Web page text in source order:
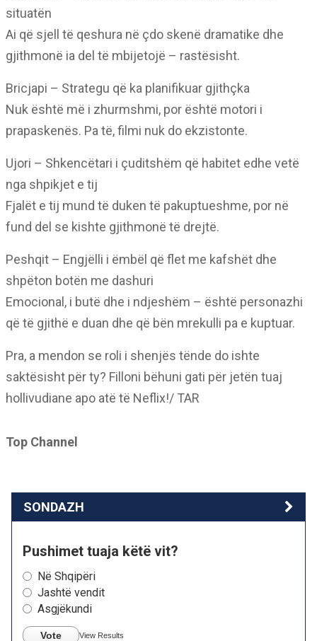
situatën
Ai që sjell të qeshura në çdo skenë dramatike dhe
gjithmonë ia del të mbijetojë – rastësisht.
Bricjapi – Strategu që ka planifikuar gjithçka
Nuk është më i zhurmshmi, por është motori i
prapaskenës. Pa të, filmi nuk do ekzistonte.
Ujori – Shkencëtari i çuditshëm që habitet edhe vetë
nga shpikjet e tij
Fjalët e tij mund të duken të pakuptueshme, por në
fund del se kishte gjithmonë të drejtë.
Peshqit – Engjëlli i ëmbël që flet me kafshët dhe
shpëton botën me dashuri
Emocional, i butë dhe i ndjeshëm – është personazhi
që të gjithë e duan dhe që bën mrekulli pa e kuptuar.
Pra, a mendon se roli i shenjës tënde do ishte
saktësisht për ty? Filloni bëhuni gati për jetën tuaj
hollivudiane apo atë të Neflix!/ TAR
Top Channel
SONDAZH
Pushimet tuaja këtë vit?
Në Shqipëri
Jashtë vendit
Asgjëkundi
Vote View Results